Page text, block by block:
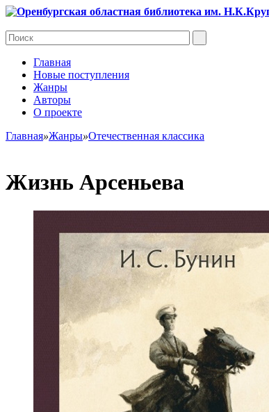
Главная
Новые поступления
Жанры
Авторы
О проекте
Главная»Жанры»Отечественная классика
Жизнь Арсеньева